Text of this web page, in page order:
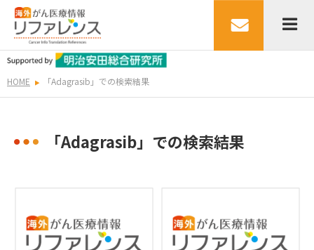
HOME 「Adagrasib」での検索結果
「Adagrasib」での検索結果